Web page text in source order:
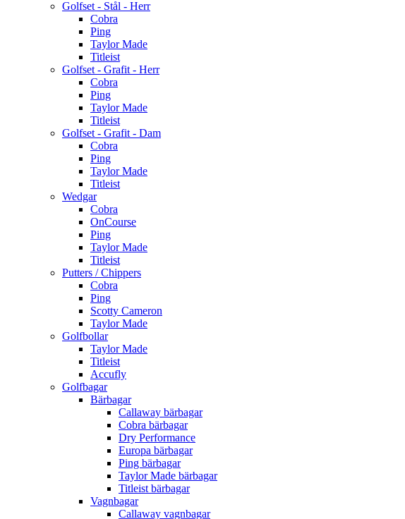
Golfset - Stål - Herr
Cobra
Ping
Taylor Made
Titleist
Golfset - Grafit - Herr
Cobra
Ping
Taylor Made
Titleist
Golfset - Grafit - Dam
Cobra
Ping
Taylor Made
Titleist
Wedgar
Cobra
OnCourse
Ping
Taylor Made
Titleist
Putters / Chippers
Cobra
Ping
Scotty Cameron
Taylor Made
Golfbollar
Taylor Made
Titleist
Accufly
Golfbagar
Bärbagar
Callaway bärbagar
Cobra bärbagar
Dry Performance
Europa bärbagar
Ping bärbagar
Taylor Made bärbagar
Titleist bärbagar
Vagnbagar
Callaway vagnbagar